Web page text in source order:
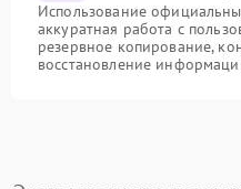
Использование
аккуратная работа с
резервное копирование,
восстановление